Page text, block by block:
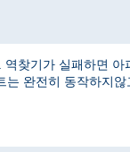
찾기가 실패하면
완전히 동작하지